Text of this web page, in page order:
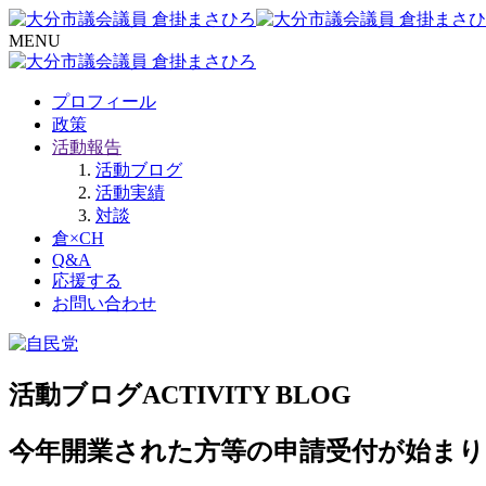
MENU
プロフィール
政策
活動報告
活動ブログ
活動実績
対談
倉×CH
Q&A
応援する
お問い合わせ
活動ブログACTIVITY BLOG
今年開業された方等の申請受付が始ま